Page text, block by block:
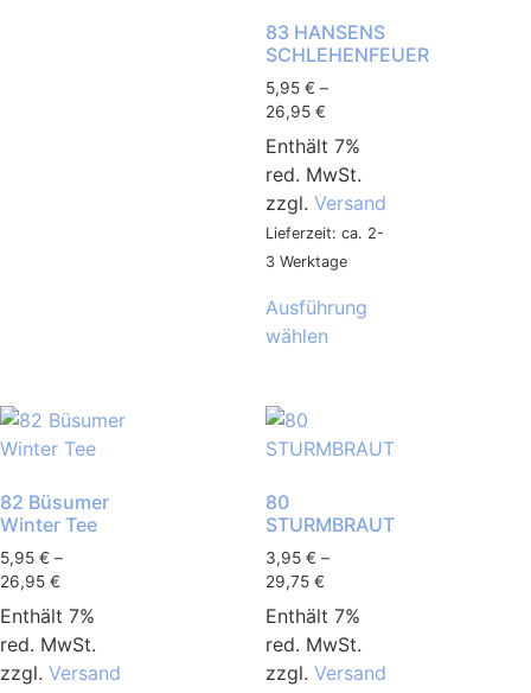
83 HANSENS
SCHLEHENFEUER
5,95 € –
26,95 €
Enthält 7%
red. MwSt.
zzgl. Versand
Lieferzeit: ca. 2-
3 Werktage
Ausführung
wählen
82 Büsumer
Winter Tee
5,95 € –
26,95 €
Enthält 7%
red. MwSt.
zzgl. Versand
80
STURMBRAUT
3,95 € –
29,75 €
Enthält 7%
red. MwSt.
zzgl. Versand